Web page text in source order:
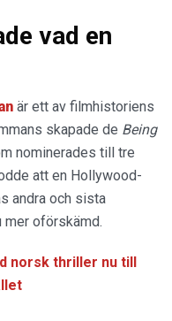
vad en
är ett av filmhistoriens
skapade de Being
nominerades till tre
att en Hollywood-
andra och sista
mer oförskämd.
norsk thriller nu till